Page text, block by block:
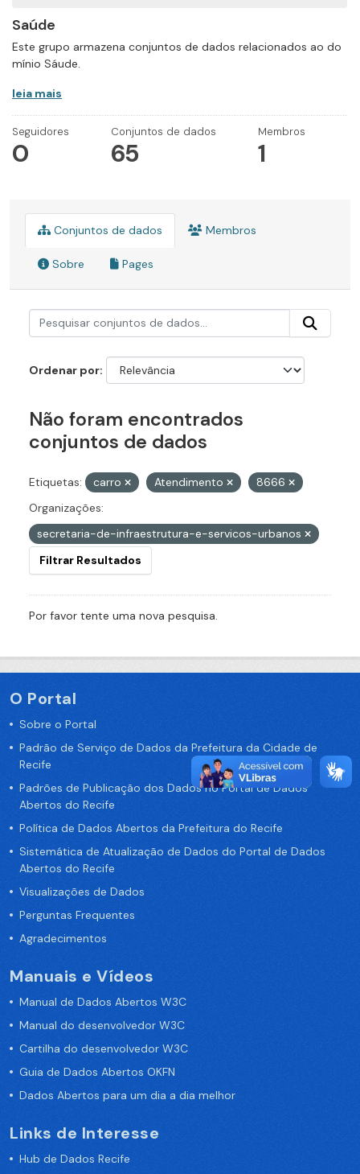
Saúde
Este grupo armazena conjuntos de dados relacionados ao do
mínio Sáude.
leia mais
Seguidores
0
Conjuntos de dados
65
Membros
1
Conjuntos de dados Membros
Sobre Pages
Ordenar por
Não foram encontrados
conjuntos de dados
Etiquetas: carro Atendimento
8666
Organizações:
secretaria-de-infraestrutura-e-servicos-urbanos
Filtrar Resultados
Por favor tente uma nova pesquisa.
O Portal
Sobre o Portal
Padrão de Serviço de Dados da Prefeitura da Cidade de
Recife
Padrões de Publicação dos Dados no Portal de Dados
Abertos do Recife
Política de Dados Abertos da Prefeitura do Recife
Sistemática de Atualização de Dados do Portal de Dados
Abertos do Recife
Visualizações de Dados
Perguntas Frequentes
Agradecimentos
Manuais e Vídeos
Manual de Dados Abertos W3C
Manual do desenvolvedor W3C
Cartilha do desenvolvedor W3C
Guia de Dados Abertos OKFN
Dados Abertos para um dia a dia melhor
Links de Interesse
Hub de Dados Recife